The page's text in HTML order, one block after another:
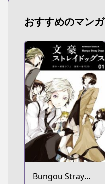
おすすめのマンガ
Bungou Stray